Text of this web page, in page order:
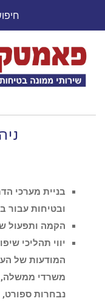
חייגו
בניית מערכי
ובטיחות עבור
הקמה ותפעול
יווי תהליכי
המודעות של
משרדי ממשלה,
נבחרות ספורט,